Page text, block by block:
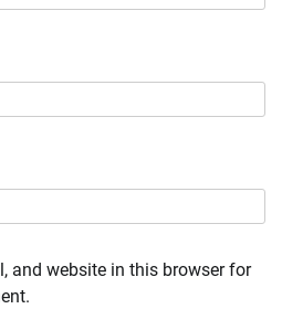
and website in this browser for